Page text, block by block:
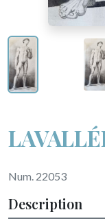
Num. 22053
Description